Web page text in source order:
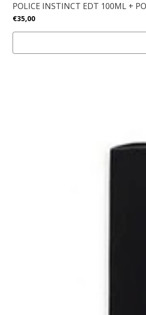
POLICE INSTINCT EDT 100ML +
€35,00